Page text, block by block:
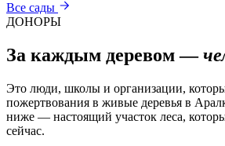
Все сады
ДОНОРЫ
За каждым деревом —
Это люди, школы и организации,
пожертвования в живые деревья в
ниже — настоящий участок леса,
сейчас.